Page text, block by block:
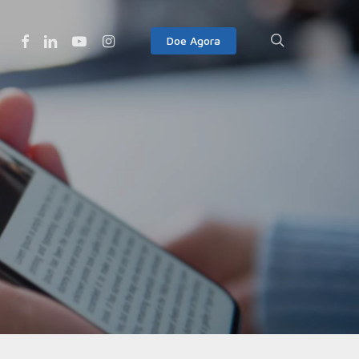
Doe Agora
FacebookLinkedinYoutubeInstagram